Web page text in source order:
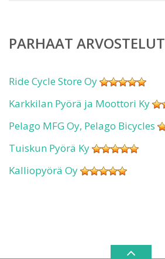
PARHAAT ARVOSTELUT
Ride Cycle Store Oy
Karkkilan Pyörä ja Moottori Ky
Pelago MFG Oy, Pelago Bicycles
Tuiskun Pyörä Ky
Kalliopyörä Oy